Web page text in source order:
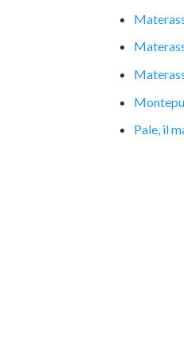
Pale, il